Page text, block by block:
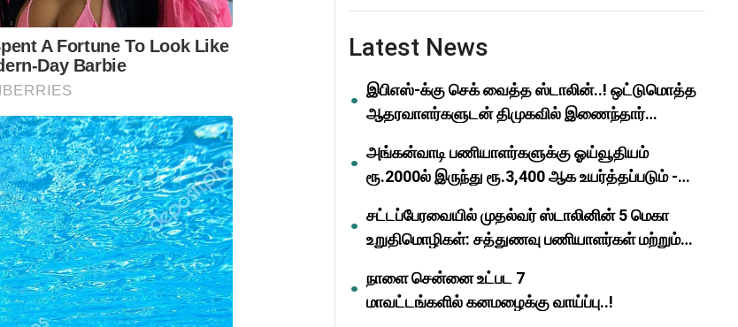
Latest News
இபிஎஸ்-க்கு செக் வைத்த ஸ்டாலின்..! ஒட்டுமொத்த
ஆதரவாளர்களுடன் திமுகவில் இணைந்தார்
அங்கன்வாடி பணியாளர்களுக்கு ஓய்வூதியம்
ரூ.2000ல் இருந்து ரூ.3,400 ஆக உயர்த்தப்படும் -
சட்டப்பேரவையில் முதல்வர் ஸ்டாலினின் 5 மெகா
உறுதிமொழிகள்: சத்துணவு பணியாளர்கள் மற்றும்
நாளை சென்னை உட்பட 7
மாவட்டங்களில் கனமழைக்கு வாய்ப்பு..!